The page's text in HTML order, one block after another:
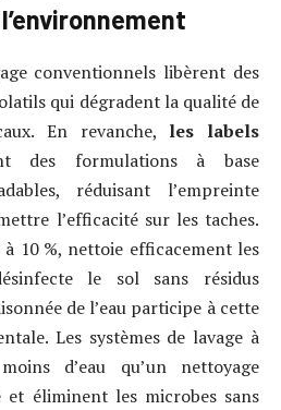
conventionnels libèrent des
qui dégradent la qualité de
En revanche, les labels
des formulations à base
réduisant l’empreinte
l’efficacité sur les taches.
10 %, nettoie efficacement les
le sol sans résidus
de l’eau participe à cette
Les systèmes de lavage à
d’eau qu’un nettoyage
et éliminent les microbes sans